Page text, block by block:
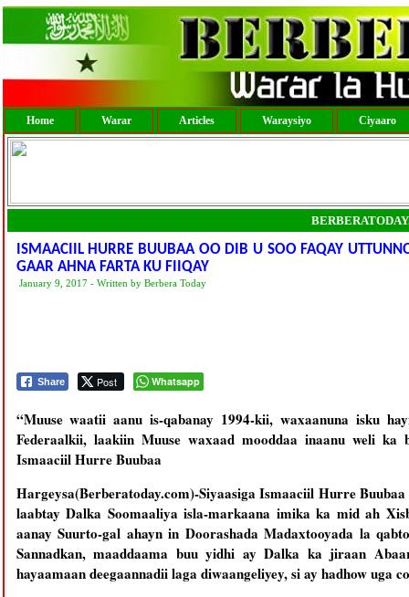
Home Warar Articles Waraysiyo Ciyaaro
ISMAACIIL HURRE BUUBAA OO DIB U SOO FAQAY
GAAR AHNA FARTA KU FIIQAY
January 9, 2017 - Written by Berbera Today
Share Post Whatsapp
“Muuse waatii aanu is-qabanay 1994-kii, waxaanuna isku
Federaalkii, laakiin Muuse waxaad mooddaa inaanu weli
Ismaaciil Hurre Buubaa
Hargeysa(Berberatoday.com)-Siyaasiga Ismaaciil Hurre
laabtay Dalka Soomaaliya isla-markaana imika ka mid ah
aanay Suurto-gal ahayn in Doorashada Madaxtooyada la
Sannadkan, maaddaama buu yidhi ay Dalka ka jiraan
hayaamaan deegaannadii laga diwaangeliyey, si ay hadhow uga